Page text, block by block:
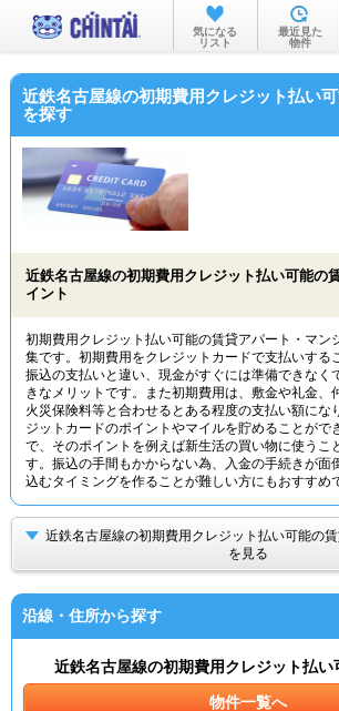
お部屋を探す
沿線・駅から
不動産会社か
気になる
リスト
最近見た
物件
近鉄名古屋線の初期費用クレジット払い
を探す
近鉄名古屋線の初期費用クレジット払い可能の
イント
初期費用クレジット払い可能の賃貸アパート・マン
集です。初期費用をクレジットカードで支払いする
振込の支払いと違い、現金がすぐには準備できなく
きなメリットです。また初期費用は、敷金や礼金、
火災保険料等と合わせるとある程度の支払い額にな
ジットカードのポイントやマイルを貯めることがで
で、そのポイントを例えば新生活の買い物に使うこ
す。振込の手間もかからない為、入金の手続きが面
込むタイミングを作ることが難しい方にもおすすめ
近鉄名古屋線の初期費用クレジット払い可能の
を見る
沿線・住所から探す
近鉄名古屋線の初期費用クレジット払い
物件一覧へ